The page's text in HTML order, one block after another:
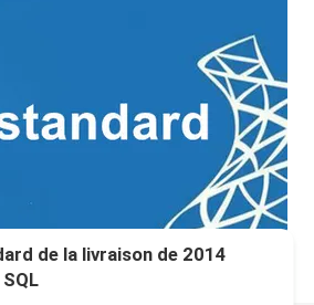
de la livraison de 2014